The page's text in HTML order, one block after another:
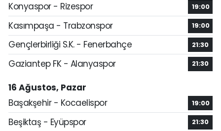
Konyaspor - Rizespor
19:00
Kasımpaşa - Trabzonspor 19:00
Gençlerbirliği S.K. - Fenerbahçe 21:30
Gaziantep FK - Alanyaspor 21:30
16 Ağustos, Pazar
Başakşehir - Kocaelispor
19:00
Beşiktaş - Eyüpspor 21:30